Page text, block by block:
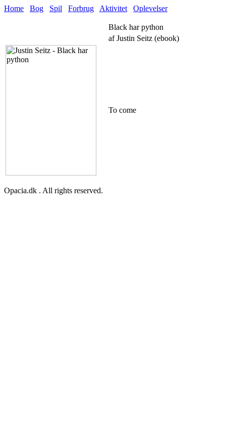
Home Bog Spil Forbrug Aktivitet Oplevelser
Black har python
af Justin Seitz (ebook)
To come
Opacia.dk . All rights reserved.